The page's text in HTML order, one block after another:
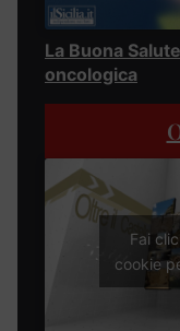
La Buona
oncologica
Fai
cookie